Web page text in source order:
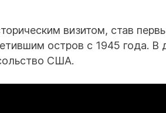
визитом, став
остров с 1945 года. В
США.